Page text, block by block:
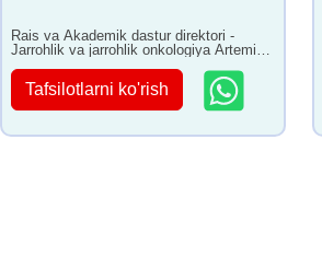
Rais va Akademik dastur direktori -
Jarrohlik va jarrohlik onkologiya Artemis
Tafsilotlarni ko'rish